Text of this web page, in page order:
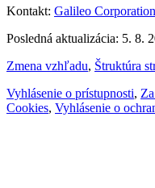
Kontakt: Galileo
Posledná aktualizácia: 5. 8.
Zmena vzhľadu, Štruktúra
Vyhlásenie o prístupnosti,
Cookies, Vyhlásenie o